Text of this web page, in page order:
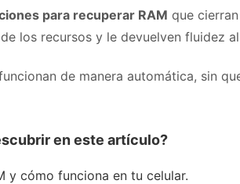
para recuperar RAM que
los recursos y le devuelven fluidez
de manera automática, sin
en este artículo?
y cómo funciona en tu celular.